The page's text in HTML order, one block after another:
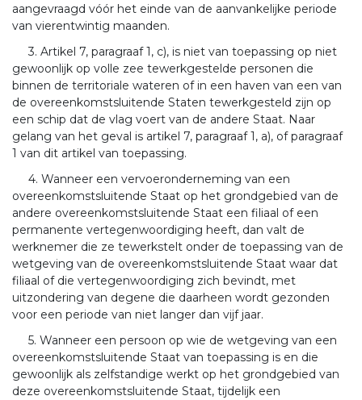
aangevraagd vóór het einde van de aanvankelijke periode
van vierentwintig maanden.
3. Artikel 7, paragraaf 1, c), is niet van toepassing op niet
gewoonlijk op volle zee tewerkgestelde personen die
binnen de territoriale wateren of in een haven van een van
de overeenkomstsluitende Staten tewerkgesteld zijn op
een schip dat de vlag voert van de andere Staat. Naar
gelang van het geval is artikel 7, paragraaf 1, a), of paragraaf
1 van dit artikel van toepassing.
4. Wanneer een vervoeronderneming van een
overeenkomstsluitende Staat op het grondgebied van de
andere overeenkomstsluitende Staat een filiaal of een
permanente vertegenwoordiging heeft, dan valt de
werknemer die ze tewerkstelt onder de toepassing van de
wetgeving van de overeenkomstsluitende Staat waar dat
filiaal of die vertegenwoordiging zich bevindt, met
uitzondering van degene die daarheen wordt gezonden
voor een periode van niet langer dan vijf jaar.
5. Wanneer een persoon op wie de wetgeving van een
overeenkomstsluitende Staat van toepassing is en die
gewoonlijk als zelfstandige werkt op het grondgebied van
deze overeenkomstsluitende Staat, tijdelijk een